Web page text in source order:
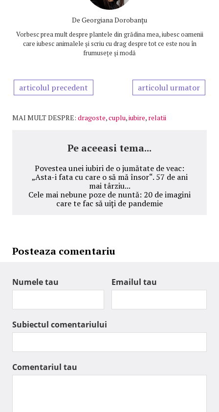
De Georgiana Dorobanțu
Vorbesc prea mult despre plantele din grădina mea, iubesc oamenii
care iubesc animalele și scriu cu drag despre tot ce este nou în
frumusețe și modă
articolul precedent articolul urmator
MAI MULT DESPRE: dragoste,cuplu,iubire, relatii
Pe aceeasi tema...
Povestea unei iubiri de o jumătate de veac:
„Asta-i fata cu care o să mă însor“. 57 de ani
mai târziu...
Cele mai nebune poze de nuntă: 20 de imagini
care te fac să uiți de pandemie
Posteaza comentariu
Numele tau Emailul tau
Subiectul comentariului
Comentariul tau